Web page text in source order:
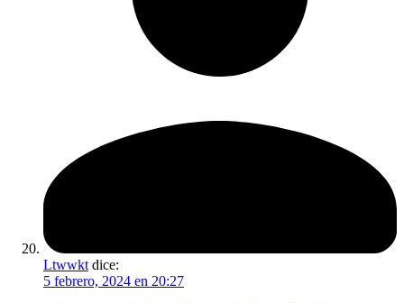
Ltwwkt dice:
5 febrero, 2024 en 20:27